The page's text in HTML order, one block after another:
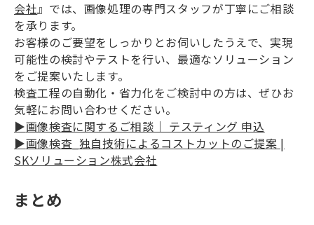
会社』では、画像処理の専門スタッフが丁寧にご相談
を承ります。
お客様のご要望をしっかりとお伺いしたうえで、実現
可能性の検討やテストを行い、最適なソリューション
をご提案いたします。
検査工程の自動化・省力化をご検討中の方は、ぜひお
気軽にお問い合わせください。
▶︎画像検査に関するご相談｜ テスティング 申込
▶︎画像検査_独自技術によるコストカットのご提案 |
SKソリューション株式会社
まとめ